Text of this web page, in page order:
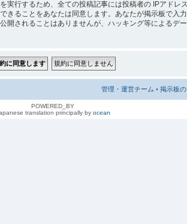
行するため、全ての投稿記事には投稿者の IPアドレ
ることをあなたは同意します。あなたが掲示板で入
されることはありませんが、ハッキング等によるデ
管理・運営チーム • 掲示板
POWERED_BY
translation principally by ocean